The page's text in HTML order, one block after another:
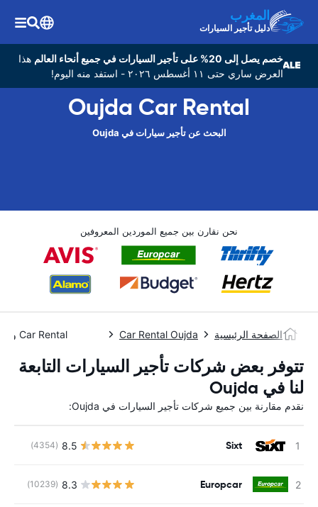
المغرب
دليل تأجير السيارات
خصم يصل إلى 20% على تأجير السيارات في جميع أنحاء العالم
هذا
العرض ساري حتى ١١ أغسطس ٢٠٢٦ - استفد منه اليوم!
Oujda Car Rental
البحث عن تأجير سيارات في Oujda
نحن نقارن بين جميع الموردين المعروفين
الصفحة الرئيسية Car Rental Oujda Car Rental وجدة
تتوفر بعض شركات تأجير السيارات التابعة
لنا في Oujda
نقدم مقارنة بين جميع شركات تأجير السيارات في Oujda:
Sixt
8.5
(4354)
Europcar
8.3
(10239)